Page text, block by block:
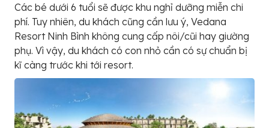
Các bé dưới 6 tuổi sẽ được khu nghỉ dưỡng miễn chi
phí. Tuy nhiên, du khách cũng cần lưu ý, Vedana
Resort Ninh Bình không cung cấp nôi/cũi hay giường
phụ. Vì vậy, du khách có con nhỏ cần có sự chuẩn bị
kĩ càng trước khi tới resort.